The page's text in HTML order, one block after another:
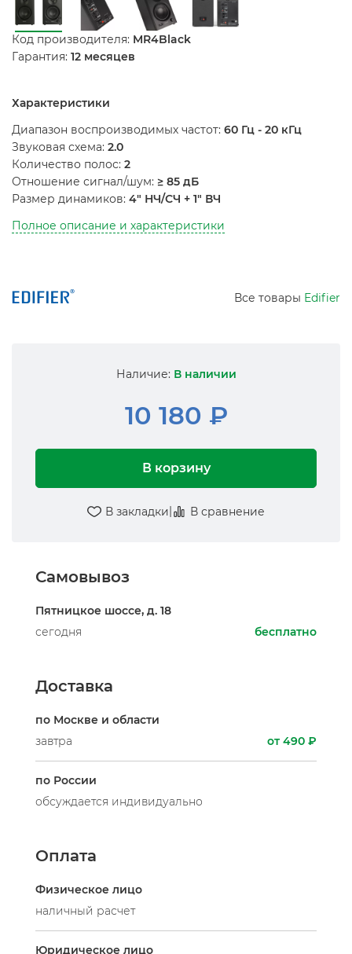
Код производителя: MR4Black
Гарантия: 12 месяцев
Характеристики
Диапазон воспроизводимых частот: 60 Гц - 20 кГц
Звуковая схема: 2.0
Количество полос: 2
Отношение сигнал/шум: ≥ 85 дБ
Размер динамиков: 4" НЧ/СЧ + 1" ВЧ
Полное описание и характеристики
Все товары Edifier
Наличие: В наличии
10 180 ₽
В корзину
В закладки| В сравнение
Самовывоз
Пятницкое шоссе, д. 18
сегодня
бесплатно
Доставка
по Москве и области
завтра
от 490 ₽
по России
обсуждается индивидуально
Оплата
Физическое лицо
наличный расчет
Юридическое лицо